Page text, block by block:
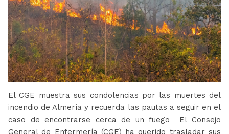
El CGE muestra sus condolencias por las muertes del
incendio de Almería y recuerda las pautas a seguir en el
caso de encontrarse cerca de un fuego El Consejo
General de Enfermería (CGE) ha querido trasladar sus